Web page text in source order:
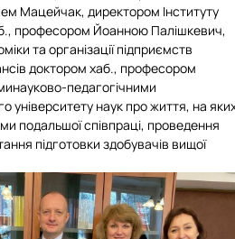
Мацейчак, директором Інституту
професором Йоанною Палішкевич,
та організації підприємств
доктором хаб., професором
педагогічними
університету наук про життя, на
подальшої співпраці, проведення
підготовки здобувачів вищої